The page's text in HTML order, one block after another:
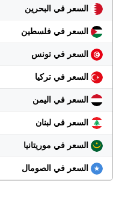
السعر في البحرين
السعر في فلسطين
السعر في تونس
السعر في تركيا
السعر في اليمن
السعر في لبنان
السعر في موريتانيا
السعر في الصومال